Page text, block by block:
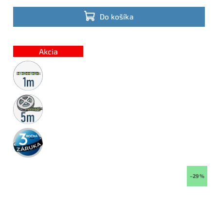
Do košíka
Akcia
Metrážny
predaj
5m
rolka
3 roky
záruka
–29 %